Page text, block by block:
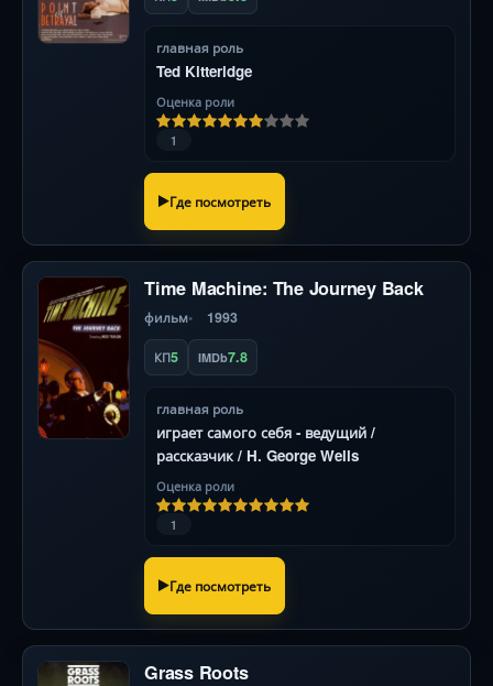
главная роль
Ted Kitteridge
Оценка роли
1
Где посмотреть
Time Machine: The Journey Back
фильм 1993
КП5 IMDb7.8
главная роль
играет самого себя - ведущий /
рассказчик / H. George Wells
Оценка роли
1
Где посмотреть
Grass Roots